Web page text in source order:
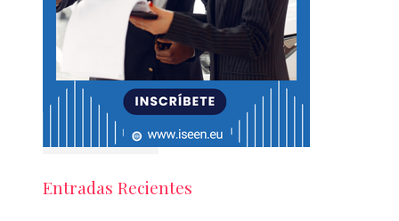
Entradas Recientes